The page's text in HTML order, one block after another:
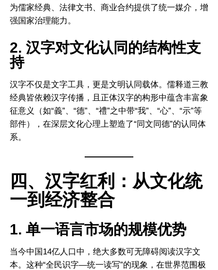
为儒家经典、法律文书、商业合约提供了统一媒介，增
强国家治理能力。
2. 汉字对文化认同的结构性支
持
汉字不仅是文字工具，更是文明认同载体。儒释道三教
经典皆依赖汉字传播，且正体汉字的构形中蕴含丰富象
征意义（如“義”、“德”、“禮”之中带“我”、“心”、“示”等
部件），在深层文化心理上塑造了“同文同德”的认同体
系。
四、汉字红利：从文化统
一到经济整合
1. 单一语言市场的规模优势
当今中国14亿人口中，绝大多数可无障碍阅读汉字文
本。这种“全民识字—统一读写”的现象，在世界范围极